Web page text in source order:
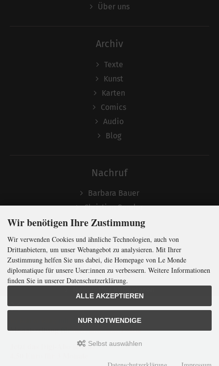
mit der weltweitgrößten
MonatszeitungfürinternationalePolitik
Jetzt das Digi-Abo testen:
Über uns
Archiv
Texte
Kunst
Karten
Comics
Audio
Blog
Nachruf
Barbara Bauer
Christian Semler
Folgen
LMd © 2026 | Template © 2009-2026 bymodified eCommerce Shopsoftware
Wir benötigen Ihre Zustimmung
Wir verwenden Cookies und ähnliche Technologien, auch von
Drittanbietern, um unser Webangebot zu analysieren. Mit Ihrer
Zustimmung helfen Sie uns dabei, die Homepage von Le Monde
diplomatique für unsere User:innen zu verbessern. Weitere Informationen
finden Sie in unserer Datenschutzerklärung.
ALLE AKZEPTIEREN
NUR NOTWENDIGE
Selbst auswählen